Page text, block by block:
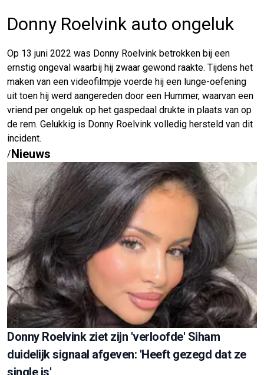
Donny Roelvink auto ongeluk
Op 13 juni 2022 was Donny Roelvink betrokken bij een
ernstig ongeval waarbij hij zwaar gewond raakte. Tijdens het
maken van een videofilmpje voerde hij een lunge-oefening
uit toen hij werd aangereden door een Hummer, waarvan een
vriend per ongeluk op het gaspedaal drukte in plaats van op
de rem. Gelukkig is Donny Roelvink volledig hersteld van dit
incident.
/Nieuws
Donny Roelvink ziet zijn 'verloofde' Siham
duidelijk signaal afgeven: 'Heeft gezegd dat ze
single is'